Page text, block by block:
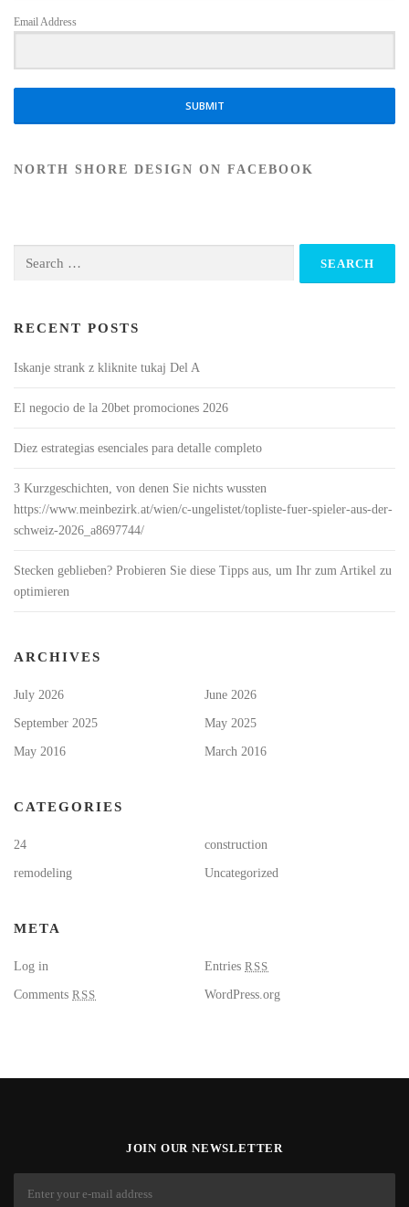
Email Address
SUBMIT
NORTH SHORE DESIGN ON FACEBOOK
for:
RECENT POSTS
Iskanje strank z kliknite tukaj Del A
El negocio de la 20bet promociones 2026
Diez estrategias esenciales para detalle completo
3 Kurzgeschichten, von denen Sie nichts wussten
https://www.meinbezirk.at/wien/c-ungelistet/topliste-fuer-spieler-aus-der-
schweiz-2026_a8697744/
Stecken geblieben? Probieren Sie diese Tipps aus, um Ihr zum Artikel zu
optimieren
ARCHIVES
July 2026 June 2026
September 2025 May 2025
May 2016 March 2016
CATEGORIES
24 construction
remodeling Uncategorized
META
Log in Entries RSS
Comments RSS WordPress.org
JOIN OUR NEWSLETTER